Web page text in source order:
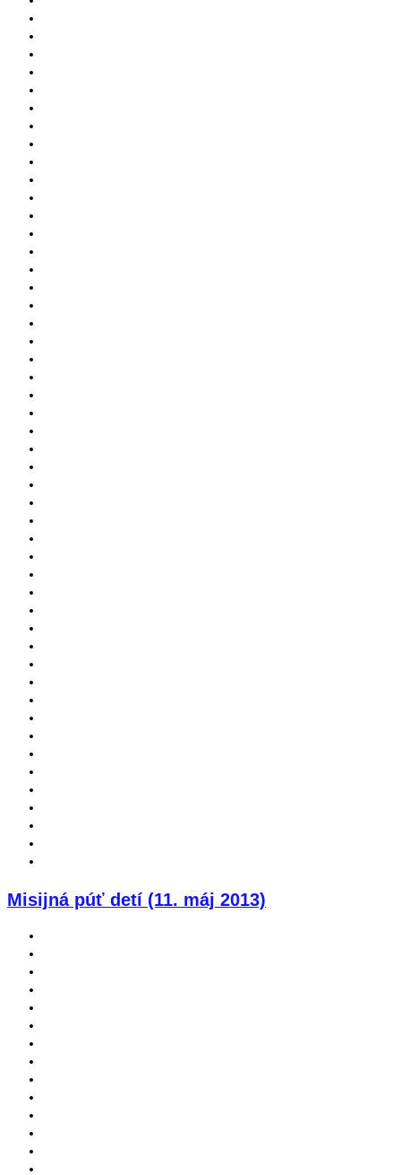
Misijná púť detí (11. máj 2013)